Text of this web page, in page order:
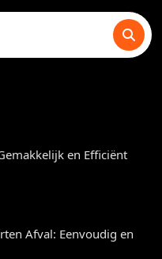
en Efficiënt
Afval: Eenvoudig en